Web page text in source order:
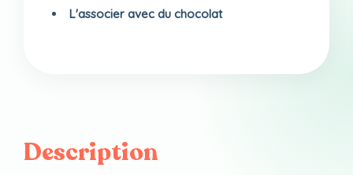
Description
L'associer avec du chocolat